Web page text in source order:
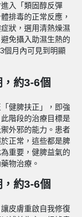
入「類固醇反彈
排毒的正常反應，
狀，選用清熱燥濕
免攝入助濕生熱的
個月內可見到明顯
約3-6個
健脾扶正」，即強
階段的治療目標是
外邪的能力。患者
正常，這些都是脾
重要，健脾益氣的
物治療。
約3-6個
皮膚重啟自我修復